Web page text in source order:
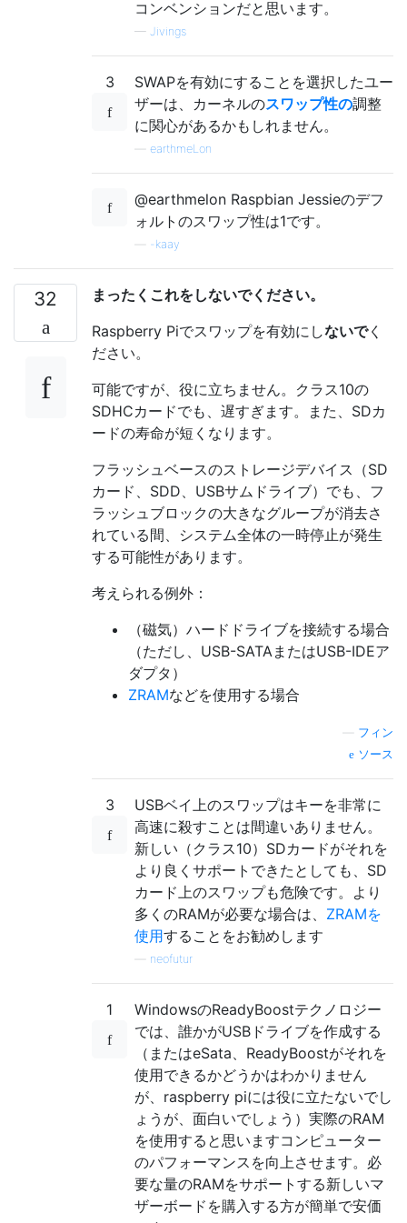
コンベンションだと思います。
— Jivings
3
SWAPを有効にすることを選択したユー
ザーは、カーネルのスワップ性の調整
に関心があるかもしれません。
earthmeLon
@earthmelon Raspbian Jessieのデフ
ォルトのスワップ性は1です。
-kaay
32
まったくこれをしないでください。
Raspberry Piでスワップを有効にしないでく
ださい。
可能ですが、役に立ちません。クラス10の
SDHCカードでも、遅すぎます。また、SDカ
ードの寿命が短くなります。
フラッシュベースのストレージデバイス（SD
カード、SDD、USBサムドライブ）でも、フ
ラッシュブロックの大きなグループが消去さ
れている間、システム全体の一時停止が発生
する可能性があります。
考えられる例外：
（磁気）ハードドライブを接続する場合
（ただし、USB-SATAまたはUSB-IDEア
ダプタ）
ZRAMなどを使用する場合
フィン
ソース
3
USBベイ上のスワップはキーを非常に
高速に殺すことは間違いありません。
新しい（クラス10）SDカードがそれを
より良くサポートできたとしても、SD
カード上のスワップも危険です。より
多くのRAMが必要な場合は、 ZRAMを
使用することをお勧めします
neofutur
1
WindowsのReadyBoostテクノロジー
では、誰かがUSBドライブを作成する
（またはeSata、ReadyBoostがそれを
使用できるかどうかはわかりません
が、raspberry piには役に立たないでし
ょうが、面白いでしょう）実際のRAM
を使用すると思いますコンピューター
のパフォーマンスを向上させます。必
要な量のRAMをサポートする新しいマ
ザーボードを購入する方が簡単で安価